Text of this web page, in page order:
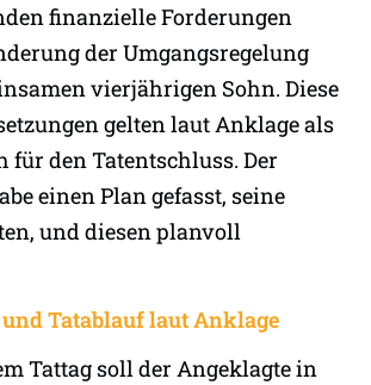
finanzielle Forderungen
der Umgangsregelung
vierjährigen Sohn. Diese
gelten laut Anklage als
den Tatentschluss. Der
einen Plan gefasst, seine
und diesen planvoll
Tatablauf laut Anklage
Tattag soll der Angeklagte in